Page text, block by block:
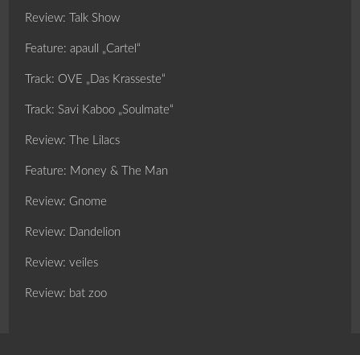
Review: Talk Show
Feature: apaull „Cartel“
Track: OVE „Das Krasseste“
Track: Savi Kaboo „Soulmate“
Review: The Lilacs
Feature: Money & The Man
Review: Gnome
Review: Dandelion
Review: veiles
Review: bat zoo